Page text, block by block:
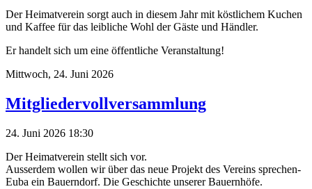
Der Heimatverein sorgt auch in diesem Jahr mit köstlichem Kuchen
und Kaffee für das leibliche Wohl der Gäste und Händler.
Er handelt sich um eine öffentliche Veranstaltung!
Mittwoch, 24. Juni 2026
Mitgliedervollversammlung
24. Juni 2026 18:30
Der Heimatverein stellt sich vor.
Ausserdem wollen wir über das neue Projekt des Vereins sprechen-
Euba ein Bauerndorf. Die Geschichte unserer Bauernhöfe.